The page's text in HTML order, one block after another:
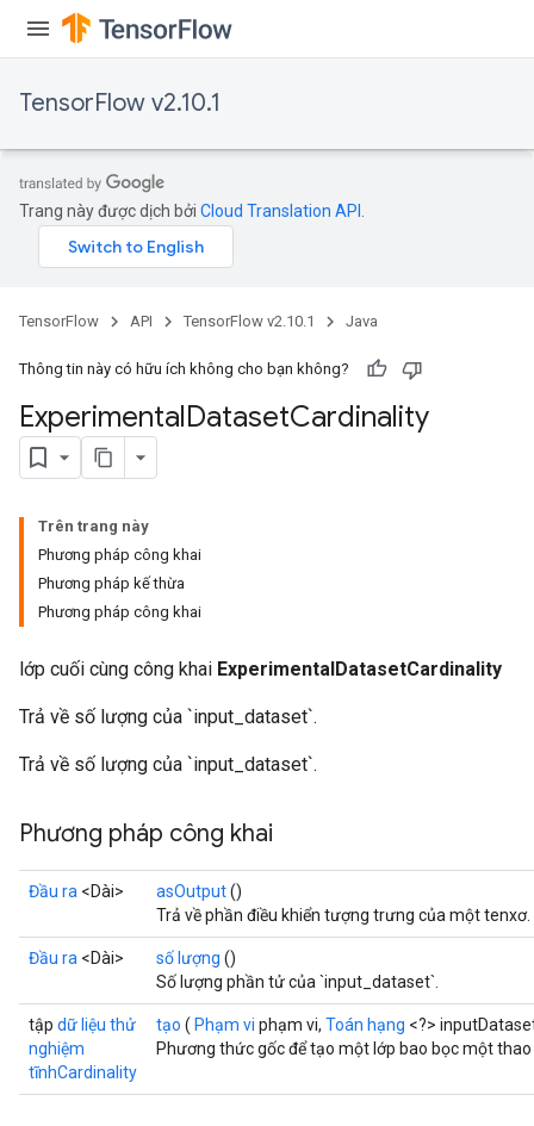
TensorFlow v2.10.1
Trang này được dịch bởi Cloud Translation API
TensorFlow API TensorFlow v2.10.1 Java
Thông tin này có hữu ích không cho bạn không?
ExperimentalDatasetCardinality
Trên trang này
Phương pháp công khai
Phương pháp kế thừa
Phương pháp công khai
lớp cuối cùng công khai ExperimentalDatasetCardinality
Trả về số lượng của `input_dataset`.
Trả về số lượng của `input_dataset`.
Phương pháp công khai
Đầu ra <Dài> asOutput()
Trả về phần điều khiển tượng trưng của một tenxơ.
Đầu ra <Dài> số lượng ()
Số lượng phần tử của `input_dataset`.
tập dữ liệu thử
nghiệm
tĩnhCardinality
tạo ( Phạm vi phạm vi, Toán hạng <?>
Phương thức gốc để tạo một lớp bao bọc một